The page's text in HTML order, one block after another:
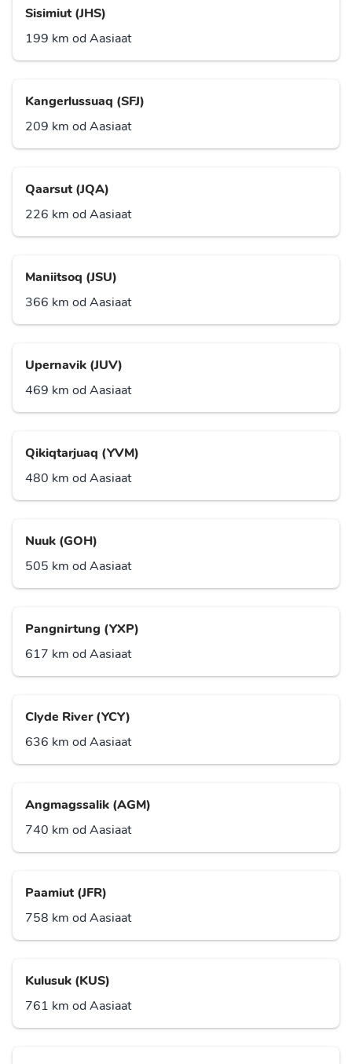
Sisimiut (JHS)
199 km od Aasiaat
Kangerlussuaq (SFJ)
209 km od Aasiaat
Qaarsut (JQA)
226 km od Aasiaat
Maniitsoq (JSU)
366 km od Aasiaat
Upernavik (JUV)
469 km od Aasiaat
Qikiqtarjuaq (YVM)
480 km od Aasiaat
Nuuk (GOH)
505 km od Aasiaat
Pangnirtung (YXP)
617 km od Aasiaat
Clyde River (YCY)
636 km od Aasiaat
Angmagssalik (AGM)
740 km od Aasiaat
Paamiut (JFR)
758 km od Aasiaat
Kulusuk (KUS)
761 km od Aasiaat